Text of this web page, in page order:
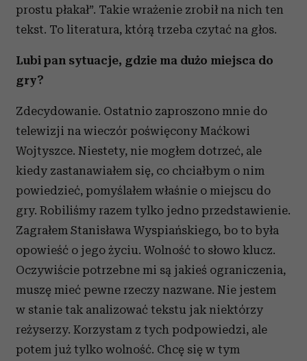
prostu płakał”. Takie wrażenie zrobił na nich ten
tekst. To literatura, którą trzeba czytać na głos.
Lubi pan sytuacje, gdzie ma dużo miejsca do
gry?
Zdecydowanie. Ostatnio zaproszono mnie do
telewizji na wieczór poświęcony Maćkowi
Wojtyszce. Niestety, nie mogłem dotrzeć, ale
kiedy zastanawiałem się, co chciałbym o nim
powiedzieć, pomyślałem właśnie o miejscu do
gry. Robiliśmy razem tylko jedno przedstawienie.
Zagrałem Stanisława Wyspiańskiego, bo to była
opowieść o jego życiu. Wolność to słowo klucz.
Oczywiście potrzebne mi są jakieś ograniczenia,
muszę mieć pewne rzeczy nazwane. Nie jestem
w stanie tak analizować tekstu jak niektórzy
reżyserzy. Korzystam z tych podpowiedzi, ale
potem już tylko wolność. Chcę się w tym